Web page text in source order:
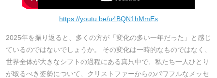
https://youtu.be/u4BQN1hMmEs
2025年を振り返ると、多くの方が「変化の多い一年だった」と感じ
ているのではないでしょうか。 その変化は一時的なものではなく、
世界全体が大きなシフトの過程にある真只中で、私たち一人ひとり
が取るべき姿勢について、クリストファーからのパワフルなメッセ